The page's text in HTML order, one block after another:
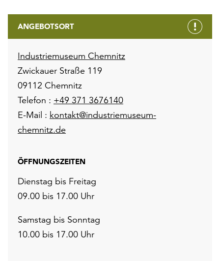
ANGEBOTSORT
Industriemuseum Chemnitz
Zwickauer Straße 119
09112 Chemnitz
Telefon : +49 371 3676140
E-Mail : kontakt@industriemuseum-
chemnitz.de
ÖFFNUNGSZEITEN
Dienstag bis Freitag
09.00 bis 17.00 Uhr
Samstag bis Sonntag
10.00 bis 17.00 Uhr